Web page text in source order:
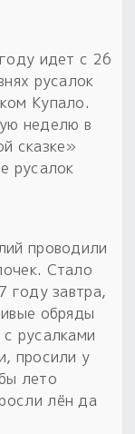
идет с 26
русалок
Купало.
неделю в
сказке»
русалок
проводили
Стало
году завтра,
обряды
русалками
просили у
лето
лён да